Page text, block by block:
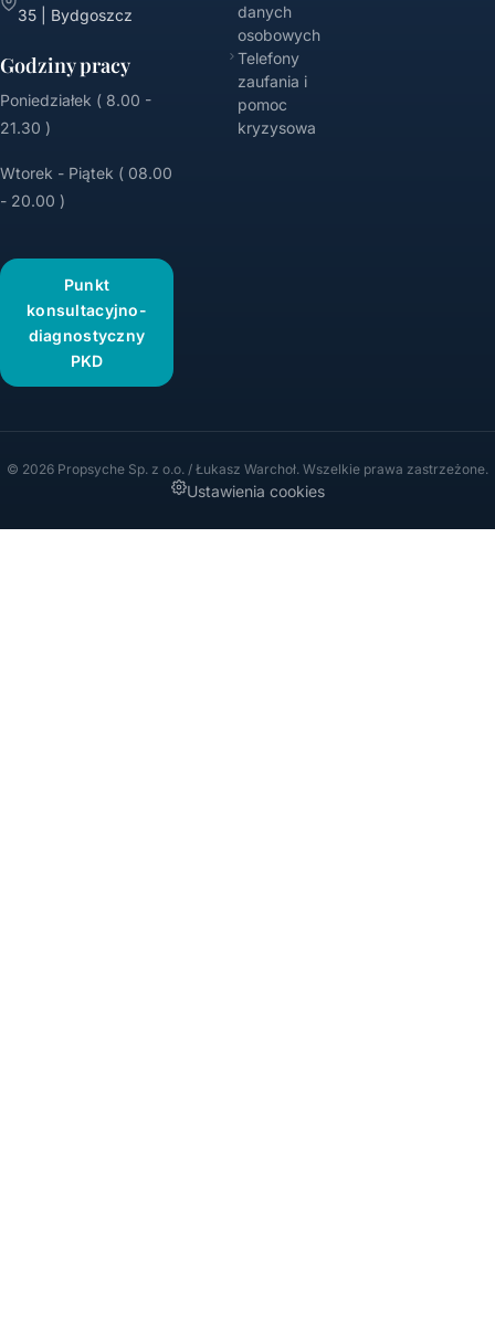
35 | Bydgoszcz
Godziny pracy
Poniedziałek ( 8.00 -
21.30 )
Wtorek - Piątek ( 08.00
- 20.00 )
Punkt
konsultacyjno-
diagnostyczny
PKD
danych
osobowych
Telefony
zaufania i
pomoc
kryzysowa
© 2026 Propsyche Sp. z o.o. / Łukasz Warchoł. Wszelkie prawa zastrzeżone.
Ustawienia cookies